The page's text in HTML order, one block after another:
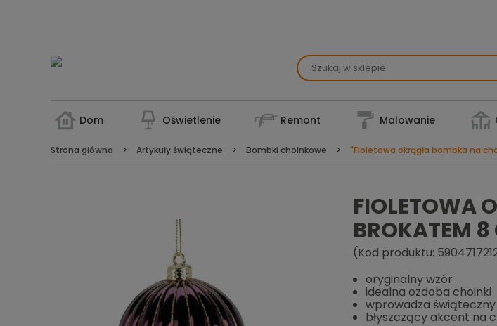
Dom Oświetlenie Remont Malowanie
Strona główna Artykuły świąteczne Bombki choinkowe "Fioletowa okrągła bombka na
FIOLETOWA
BROKATEM 8
(Kod produktu:
oryginalny wzór
idealna ozdoba choinki
wprowadza
błyszczący akcent na